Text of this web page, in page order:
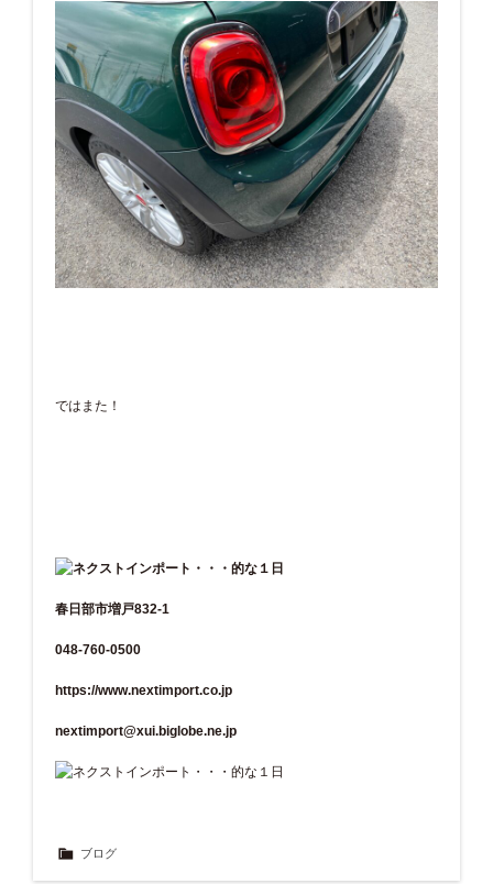
ではまた！
春日部市増戸832-1
048-760-0500
https://www.nextimport.co.jp
nextimport@xui.biglobe.ne.jp
ブログ